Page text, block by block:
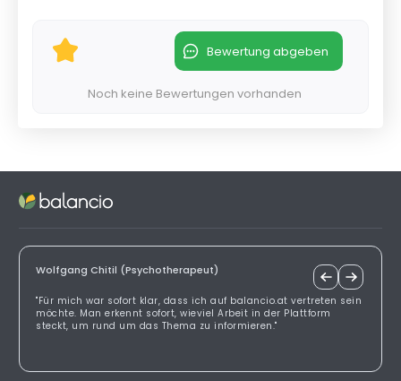
Bewertung abgeben
Noch keine Bewertungen vorhanden
Wolfgang Chitil (Psychotherapeut)
"Für mich war sofort klar, dass ich auf balancio.at vertreten sein
möchte. Man erkennt sofort, wieviel Arbeit in der Plattform
steckt, um rund um das Thema zu informieren."